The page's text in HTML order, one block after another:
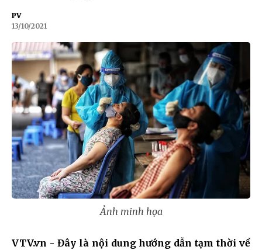
PV
13/10/2021
Ảnh minh họa
VTV.vn - Đây là nội dung hướng dẫn tạm thời về